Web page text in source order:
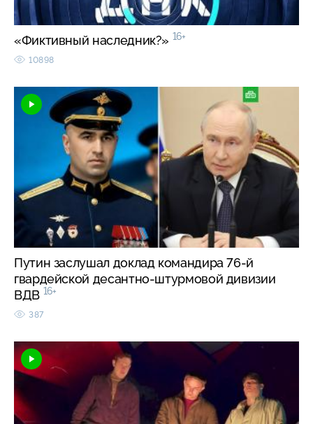
«Фиктивный наследник?» 16+
10898
Путин заслушал доклад командира 76-й
гвардейской десантно-штурмовой дивизии
ВДВ 16+
387